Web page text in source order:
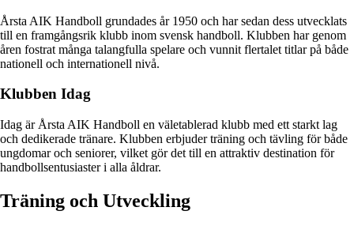
Årsta AIK Handboll grundades år 1950 och har sedan dess utvecklats
till en framgångsrik klubb inom svensk handboll. Klubben har genom
åren fostrat många talangfulla spelare och vunnit flertalet titlar på både
nationell och internationell nivå.
Klubben Idag
Idag är Årsta AIK Handboll en väletablerad klubb med ett starkt lag
och dedikerade tränare. Klubben erbjuder träning och tävling för både
ungdomar och seniorer, vilket gör det till en attraktiv destination för
handbollsentusiaster i alla åldrar.
Träning och Utveckling